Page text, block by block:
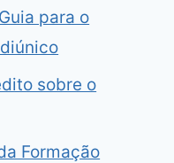
para o
sobre o
Formação